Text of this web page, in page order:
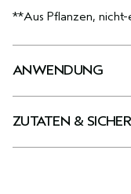
**Aus Pflanzen,
ANWENDUNG
ZUTATEN &